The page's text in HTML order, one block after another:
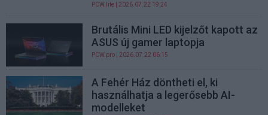
PCW.lite | 2026.07.22 19:24
Brutális Mini LED kijelzőt kapott az
ASUS új gamer laptopja
PCW.pro | 2026.07.22 06:15
A Fehér Ház döntheti el, ki
használhatja a legerősebb AI-
modelleket